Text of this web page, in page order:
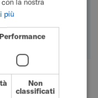
DUTCH
GERMAN
DANISH
NORWEGIAN
CHINESE (SIMPLIFIED)
più
Performance
Non
classificati